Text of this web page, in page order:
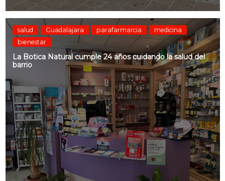
salud Guadalajara parafarmarcia
medicina
bienestar
La Botica Natural cumple 24 años cuidando la salud del
barrio